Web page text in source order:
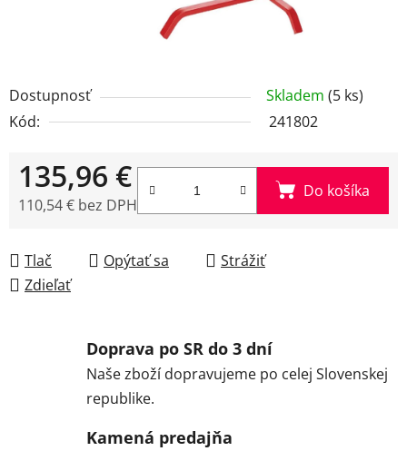
Dostupnosť Skladem (5 ks)
Kód:
241802
135,96 €
110,54 € bez DPH
Do košíka
Tlač Opýtať sa
Strážiť
Zdieľať
Doprava po SR do 3 dní
Naše zboží dopravujeme po celej Slovenskej
republike.
Kamená predajňa